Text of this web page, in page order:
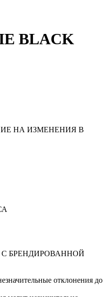
BLACK
НА ИЗМЕНЕНИЯ В
БРЕНДИРОВАННОЙ
отклонения до